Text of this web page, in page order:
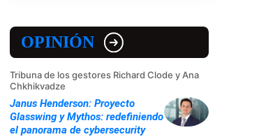
OPINIÓN
Tribuna de los gestores Richard Clode y Ana
Chkhikvadze
Janus Henderson: Proyecto
Glasswing y Mythos: redefiniendo
el panorama de cybersecurity